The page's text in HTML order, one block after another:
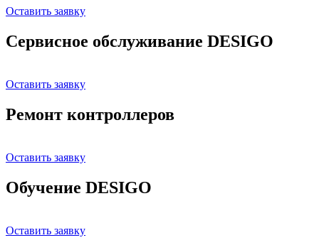
Оставить заявку
Сервисное обслуживание DESIGO
Оставить заявку
Ремонт контроллеров
Оставить заявку
Обучение DESIGO
Оставить заявку